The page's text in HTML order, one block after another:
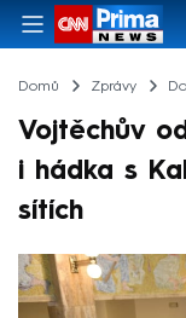
Domů Zprávy
Vojtěchův
i hádka s
sítích